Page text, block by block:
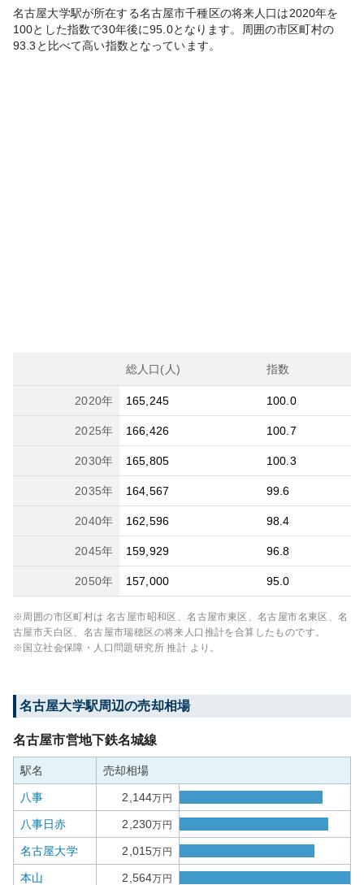
名古屋大学駅が所在する名古屋市千種区の将来人口は2020年を
100とした指数で30年後に95.0となります。
周囲の市区町村の
93.3 と比べて高い指数となっています。
総人口(人) 指数
2020年 165,245 100.0
2025年 166,426 100.7
2030年 165,805 100.3
2035年 164,567 99.6
2040年 162,596 98.4
2045年 159,929 96.8
2050年 157,000 95.0
※周囲の市区町村は 名古屋市昭和区、名古屋市東区、名古屋市名東区、名
古屋市天白区、名古屋市瑞穂区の将来人口推計を合算したものです。
※国立社会保障・人口問題研究所 推計 より。
名古屋大学駅周辺の売却相場
名古屋市営地下鉄名城線
駅名 売却相場
八事 2,144万円
八事日赤 2,230万円
名古屋大学 2,015万円
本山 2,564万円